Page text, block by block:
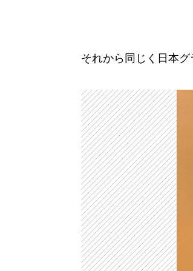
それから同じく日本